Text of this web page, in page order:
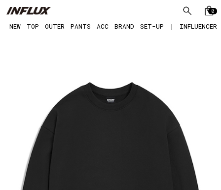
0
NEW TOP OUTER PANTS ACC BRAND SET-UP | INFLUENCER